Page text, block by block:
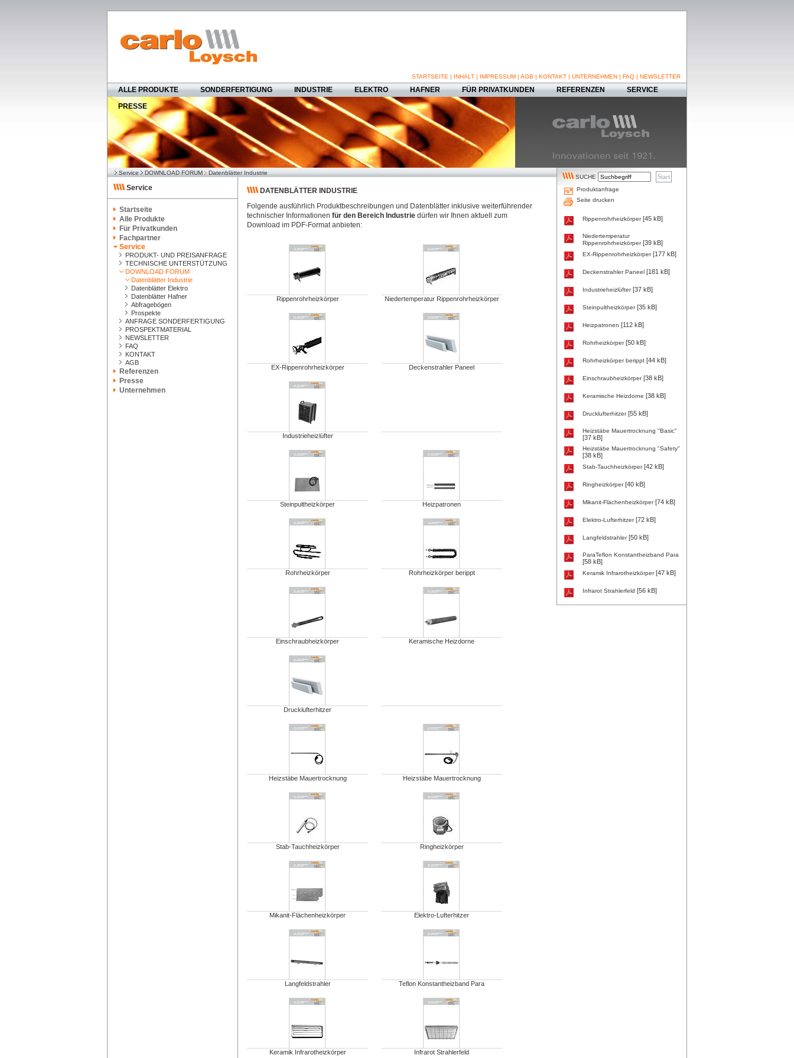
STARTSEITE | INHALT | IMPRESSUM | AGB | KONTAKT | UNTERNEHMEN | FAQ | NEWSLETTER
ALLE PRODUKTE SONDERFERTIGUNG INDUSTRIE ELEKTRO HAFNER FÜR PRIVATKUNDEN REFERENZEN
SERVICE
PRESSE
Service DOWNLOAD FORUM Datenblätter Industrie
Service
Startseite
Alle Produkte
Für Privatkunden
Fachpartner
Service
PRODUKT- UND PREISANFRAGE
TECHNISCHE UNTERSTÜTZUNG
DOWNLOAD FORUM
Datenblätter Industrie
Datenblätter Elektro
Datenblätter Hafner
Abfragebögen
Prospekte
ANFRAGE SONDERFERTIGUNG
PROSPEKTMATERIAL
NEWSLETTER
FAQ
KONTAKT
AGB
Referenzen
Presse
Unternehmen
DATENBLÄTTER INDUSTRIE
Folgende ausführlich Produktbeschreibungen und Datenblätter inklusive weiterführender
technischer Informationen für den Bereich Industrie dürfen wir Ihnen aktuell zum
Download im PDF-Format anbieten:
Rippenrohrheizkörper Niedertemperatur Rippenrohrheizkörper
EX-Rippenrohrheizkörper Deckenstrahler Paneel
Industrieheizlüfter
Steinpultheizkörper Heizpatronen
Rohrheizkörper Rohrheizkörper berippt
Einschraubheizkörper Keramische Heizdorne
Drucklufterhitzer
Heizstäbe Mauertrocknung Heizstäbe Mauertrocknung
Stab-Tauchheizkörper Ringheizkörper
Mikanit-Flächenheizkörper Elektro-Lufterhitzer
Langfeldstrahler Teflon Konstantheizband Para
Keramik Infrarotheizkörper Infrarot Strahlerfeld
SUCHE
Produktanfrage
Seite drucken
Rippenrohrheizkörper[45 kB]
Niedertemperatur
Rippenrohrheizkörper[39 kB]
EX-Rippenrohrheizkörper[177 kB]
Deckenstrahler Paneel [181 kB]
Industrieheizlüfter[37 kB]
Steinpultheizkörper[35 kB]
Heizpatronen [112 kB]
Rohrheizkörper[50 kB]
Rohrheizkörper berippt [44 kB]
Einschraubheizkörper[38 kB]
Keramische Heizdorne [38 kB]
Drucklufterhitzer[55 kB]
Heizstäbe Mauertrocknung "Basic"
[37 kB]
Heizstäbe Mauertrocknung "Safety"
[38 kB]
Stab-Tauchheizkörper[42 kB]
Ringheizkörper[40 kB]
Mikanit-Flächenheizkörper[74 kB]
Elektro-Lufterhitzer[72 kB]
Langfeldstrahler[50 kB]
ParaTeflon Konstantheizband Para
[58 kB]
Keramik Infrarotheizkörper[47 kB]
Infrarot Strahlerfeld [56 kB]